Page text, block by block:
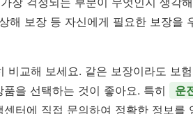
해 보장 등 자신에게 필요한 보장을
비교해 보세요. 같은 보장이라도 보
을 선택하는 것이 좋아요. 특히
운
터에 직접 문의하여 정확한 정보를